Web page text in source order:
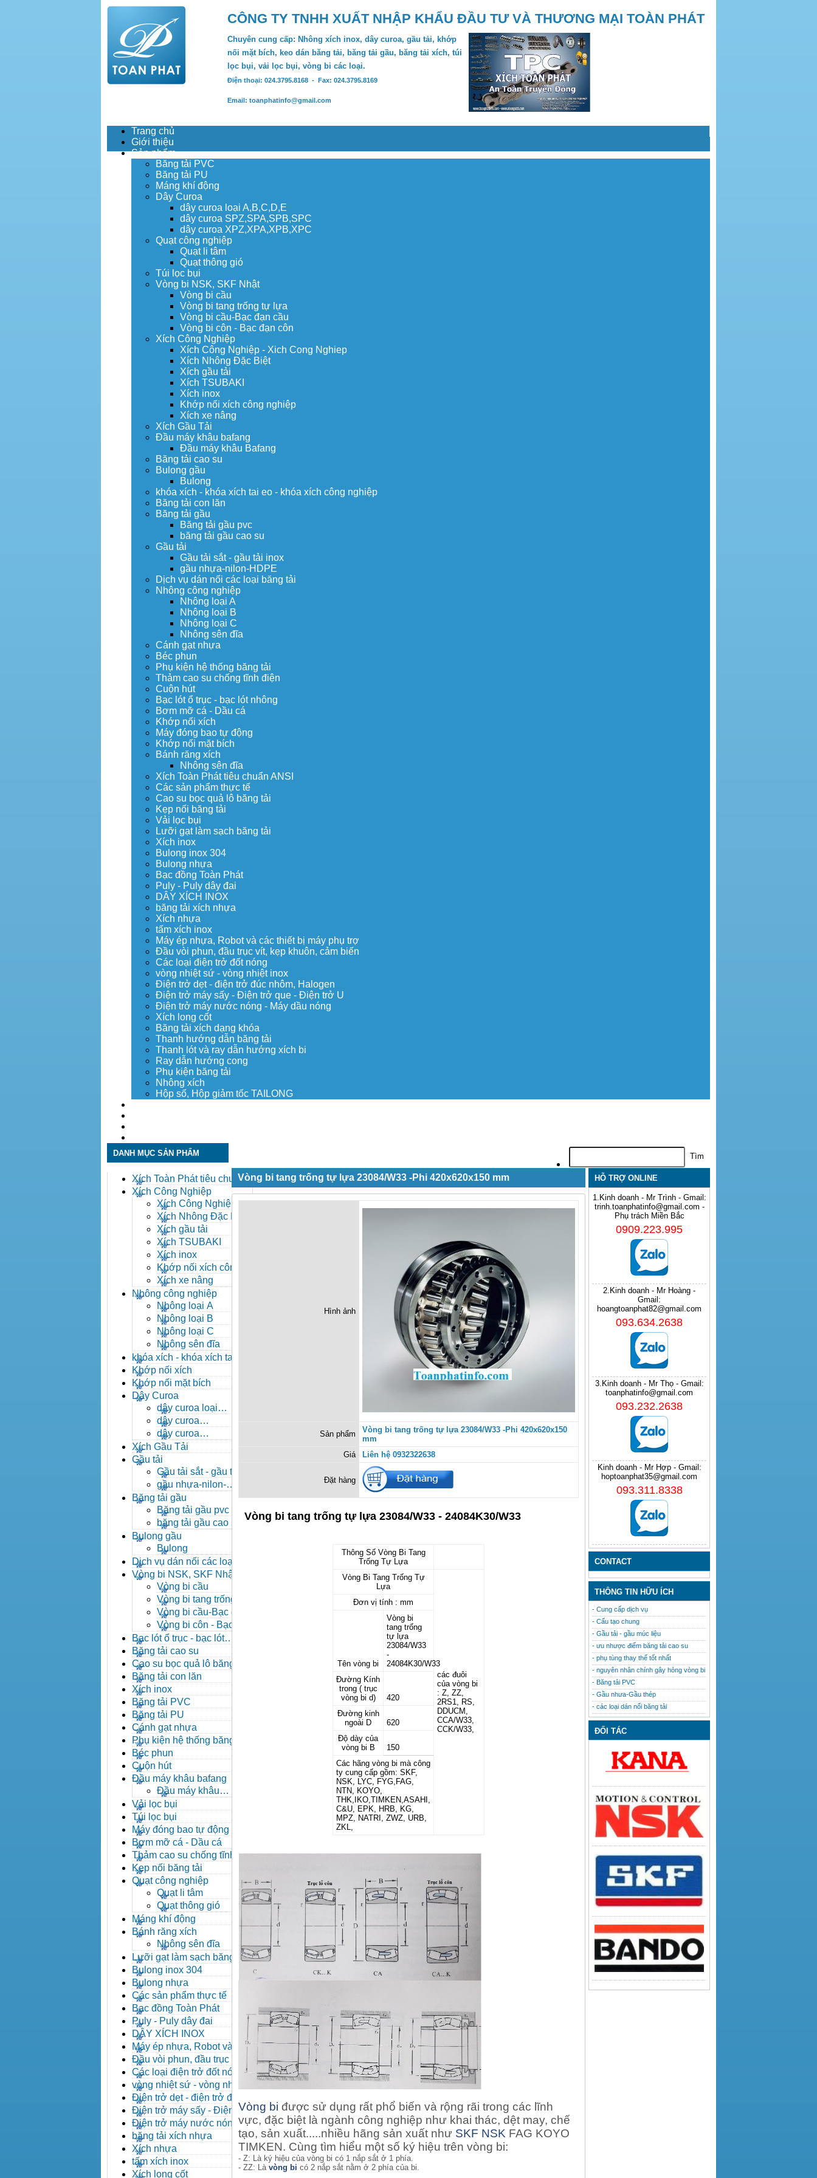
CÔNG TY TNHH XUẤT NHẬP KHẨU ĐẦU TƯ VÀ THƯƠNG MẠI TOÀN PHÁT
Chuyên cung cấp: Nhông xích inox, dây curoa, gầu tải, khớp
nối mặt bích, keo dán băng tải, băng tải gầu, băng tải xích, túi
lọc bụi, vải lọc bụi, vòng bi các loại.
Điện thoại: 024.3795.8168 - Fax: 024.3795.8169
Email: toanphatinfo@gmail.com
Trang chủ
Giới thiệu
Sản phẩm
Băng tải PVC
Băng tải PU
Máng khí động
Dây Curoa
dây curoa loại A,B,C,D,E
dây curoa SPZ,SPA,SPB,SPC
dây curoa XPZ,XPA,XPB,XPC
Quạt công nghiệp
Quạt li tâm
Quạt thông gió
Túi lọc bụi
Vòng bi NSK, SKF Nhật
Vòng bi cầu
Vòng bi tang trống tự lựa
Vòng bi cầu-Bạc đạn cầu
Vòng bi côn - Bạc đạn côn
Xích Công Nghiệp
Xích Công Nghiệp - Xich Cong Nghiep
Xích Nhông Đặc Biệt
Xích gầu tải
Xích TSUBAKI
Xích inox
Khớp nối xích công nghiệp
Xích xe nâng
Xích Gầu Tải
Đầu máy khâu bafang
Đầu máy khâu Bafang
Băng tải cao su
Bulong gầu
Bulong
khóa xích - khóa xích tai eo - khóa xích công nghiệp
Băng tải con lăn
Băng tải gầu
Băng tải gầu pvc
băng tải gầu cao su
Gầu tải
Gầu tải sắt - gầu tải inox
gầu nhựa-nilon-HDPE
Dịch vụ dán nối các loại băng tải
Nhông công nghiệp
Nhông loại A
Nhông loại B
Nhông loại C
Nhông sên đĩa
Cánh gạt nhựa
Béc phun
Phụ kiện hệ thống băng tải
Thảm cao su chống tĩnh điện
Cuộn hút
Bạc lót ổ trục - bạc lót nhông
Bơm mỡ cá - Dầu cá
Khớp nối xích
Máy đóng bao tự động
Khớp nối mặt bích
Bánh răng xích
Nhông sên đĩa
Xích Toàn Phát tiêu chuẩn ANSI
Các sản phẩm thực tế
Cao su bọc quả lô băng tải
Kẹp nối băng tải
Vải lọc bụi
Lưỡi gạt làm sạch băng tải
Xích inox
Bulong inox 304
Bulong nhựa
Bạc đồng Toàn Phát
Puly - Puly dây đai
DÂY XÍCH INOX
băng tải xích nhựa
Xích nhựa
tấm xích inox
Máy ép nhựa, Robot và các thiết bị máy phụ trợ
Đầu vòi phun, đầu trục vít, kẹp khuôn, cảm biến
Các loại điện trở đốt nóng
vòng nhiệt sứ - vòng nhiệt inox
Điện trở dẹt - điện trở đúc nhôm, Halogen
Điện trở máy sấy - Điện trở que - Điện trở U
Điện trở máy nước nóng - Máy dầu nóng
Xích long cốt
Băng tải xích dạng khóa
Thanh hướng dẫn băng tải
Thanh lót và ray dẫn hướng xích bi
Ray dẫn hướng cong
Phụ kiện băng tải
Nhông xích
Hộp số, Hộp giảm tốc TAILONG
DANH MỤC SẢN PHẨM
Xích Toàn Phát tiêu chuẩn
ANSI
Xích Công Nghiệp
Xích Công Nghiệp -
Xich Cong Nghiep
Xích Nhông Đặc Biệt
Xích gầu tải
Xích TSUBAKI
Xích inox
Khớp nối xích công
nghiệp
Xích xe nâng
Nhông công nghiệp
Nhông loại A
Nhông loại B
Nhông loại C
Nhông sên đĩa
khóa xích - khóa xích tai eo
- khóa xích công nghiệp
Khớp nối xích
Khớp nối mặt bích
Dây Curoa
dây curoa loại
A,B,C,D,E
dây curoa
SPZ,SPA,SPB,SPC
dây curoa
XPZ,XPA,XPB,XPC
Xích Gầu Tải
Gầu tải
Gầu tải sắt - gầu tải
inox
gầu nhựa-nilon-
HDPE
Băng tải gầu
Băng tải gầu pvc
băng tải gầu cao su
Bulong gầu
Bulong
Dịch vụ dán nối các loại
băng tải
Vòng bi NSK, SKF Nhật
Vòng bi cầu
Vòng bi tang trống tự
lựa
Vòng bi cầu-Bạc đạn
cầu
Vòng bi côn - Bạc
đạn côn
Bạc lót ổ trục - bạc lót
nhông
Băng tải cao su
Cao su bọc quả lô băng tải
Băng tải con lăn
Xích inox
Băng tải PVC
Băng tải PU
Cánh gạt nhựa
Phụ kiện hệ thống băng tải
Béc phun
Cuộn hút
Đầu máy khâu bafang
Đầu máy khâu
Bafang
Vải lọc bụi
Túi lọc bụi
Máy đóng bao tự động
Bơm mỡ cá - Dầu cá
Thảm cao su chống tĩnh
điện
Kẹp nối băng tải
Quạt công nghiệp
Quạt li tâm
Quạt thông gió
Máng khí động
Bánh răng xích
Nhông sên đĩa
Lưỡi gạt làm sạch băng tải
Bulong inox 304
Bulong nhựa
Các sản phẩm thực tế
Bạc đồng Toàn Phát
Puly - Puly dây đai
DÂY XÍCH INOX
Máy ép nhựa, Robot và các
thiết bị máy phụ trợ
Đầu vòi phun, đầu trục vít,
kẹp khuôn, cảm biến
Các loại điện trở đốt nóng
vòng nhiệt sứ - vòng nhiệt
inox
Điện trở dẹt - điện trở đúc
nhôm, Halogen
Điện trở máy sấy - Điện trở
que - Điện trở U
Điện trở máy nước nóng -
Máy dầu nóng
băng tải xích nhựa
Xích nhựa
tấm xích inox
Xích long cốt
Vòng bi tang trống tự lựa 23084/W33 -Phi 420x620x150 mm
Hình ảnh
Sản phẩm
Vòng bi tang trống tự lựa 23084/W33 -Phi 420x620x150
mm
Giá
Liên hệ 0932322638
Đặt hàng
Vòng bi tang trống tự lựa 23084/W33 - 24084K30/W33
Thông Số Vòng Bi Tang
Trống Tự Lựa
Vòng Bi Tang Trống Tự
Lựa
các đuôi
của vòng bi
: Z, ZZ,
2RS1, RS,
DDUCM,
CCA/W33,
CCK/W33,
Đơn vị tính : mm
Tên vòng bi
Vòng bi
tang trống
tự lựa
23084/W33
-
24084K30/W33
Đường Kính
trong ( trục
vòng bi d)
420
Đường kinh
ngoài D
620
Độ dày của
vòng bi B
150
Các hãng vòng bi mà công
ty cung cấp gồm: SKF,
NSK, LYC, FYG,FAG,
NTN, KOYO,
THK,IKO,TIMKEN,ASAHI,
C&U, EPK, HRB, KG,
MPZ, NATRI, ZWZ, URB,
ZKL,
Vòng bi được sử dụng rất phổ biến và rộng rãi trong các lĩnh
vực, đặc biệt là ngành công nghiệp như khai thác, dệt may, chế
tạo, sản xuất.....nhiều hãng sản xuất như SKF NSK FAG KOYO
TIMKEN. Cùng tìm hiểu một số ký hiệu trên vòng bi:
- Z: Là ký hiệu của vòng bi có 1 nắp sắt ở 1 phía.
- ZZ: Là vòng bi có 2 nắp sắt nằm ở 2 phía của bi.
HỖ TRỢ ONLINE
1.Kinh doanh - Mr Trình - Gmail:
trinh.toanphatinfo@gmail.com -
Phụ trách Miền Bắc
0909.223.995
2.Kinh doanh - Mr Hoàng -
Gmail:
hoangtoanphat82@gmail.com
093.634.2638
3.Kinh doanh - Mr Thọ - Gmail:
toanphatinfo@gmail.com
093.232.2638
Kinh doanh - Mr Hợp - Gmail:
hoptoanphat35@gmail.com
093.311.8338
CONTACT
THÔNG TIN HỮU ÍCH
- Cung cấp dịch vụ
- Cấu tạo chung
- Gầu tải - gầu múc liệu
- ưu nhược điểm băng tải cao su
- phụ tùng thay thế tốt nhất
- nguyên nhân chính gây hỏng vòng bi
- Băng tải PVC
- Gầu nhưa-Gầu thép
- các loại dán nối băng tải
ĐỐI TÁC